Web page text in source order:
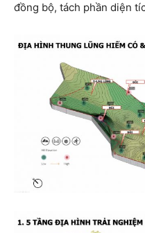
đồng bộ, tách phần diện